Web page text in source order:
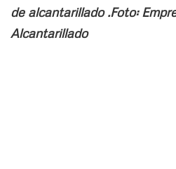
de alcantarillado .Foto:
Alcantarillado